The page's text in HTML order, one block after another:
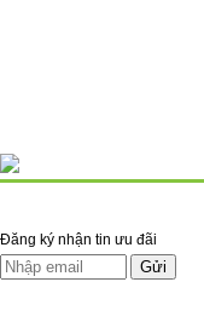
Đăng ký nhận tin ưu đãi